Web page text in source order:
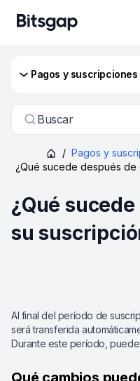
Pagos y suscripciones
Buscar
/ Pagos y
¿Qué sucede después de
¿Qué
su
Al final del período de
será transferida
Durante este período, puede
Qué cambios